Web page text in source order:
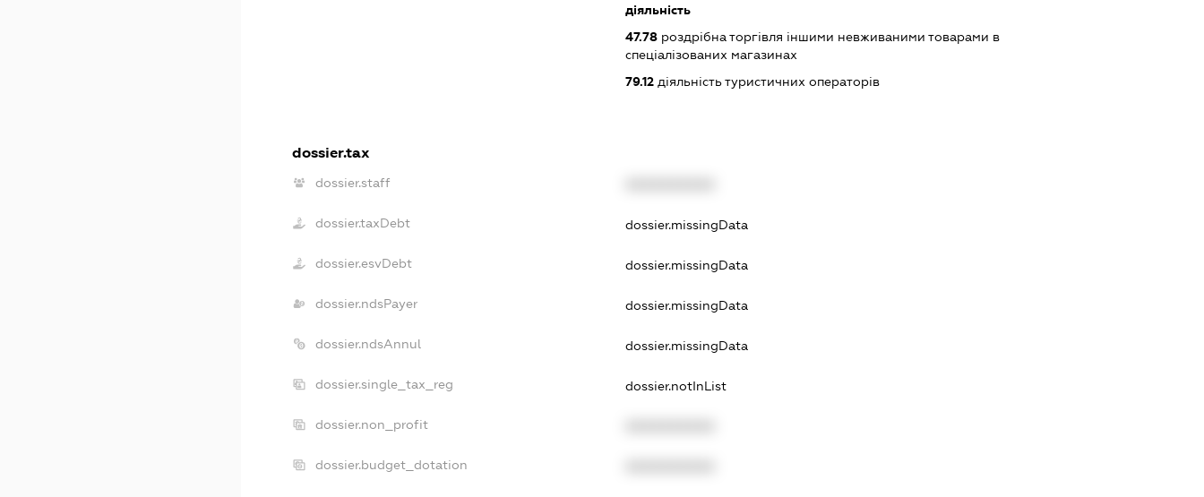
діяльність
47.78роздрібна торгівля іншими невживаними товарами в
спеціалізованих магазинах
79.12діяльність туристичних операторів
dossier.tax
dossier.staff
dossier.taxDebt dossier.missingData
dossier.esvDebt dossier.missingData
dossier.ndsPayer dossier.missingData
dossier.ndsAnnul dossier.missingData
dossier.single_tax_reg dossier.notInList
dossier.non_profit
dossier.budget_dotation